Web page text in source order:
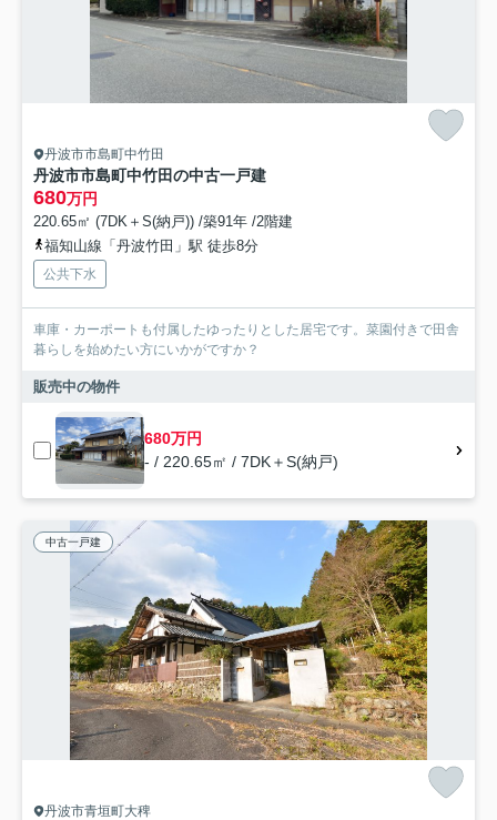
丹波市市島町中竹田
丹波市市島町中竹田の中古一戸建
680万円
220.65㎡ (7DK＋S(納戸)) /築91年 /2階建
福知山線「丹波竹田」駅 徒歩8分
公共下水
車庫・カーポートも付属したゆったりとした居宅です。菜園付きで田舎
暮らしを始めたい方にいかがですか？
販売中の物件
680万円
- / 220.65㎡ / 7DK＋S(納戸)
中古一戸建
丹波市青垣町大稗